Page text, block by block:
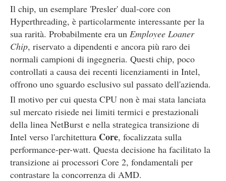
Il chip, un esemplare 'Presler' dual-core con
Hyperthreading, è particolarmente interessante per la
sua rarità. Probabilmente era un Employee Loaner
Chip, riservato a dipendenti e ancora più raro dei
normali campioni di ingegneria. Questi chip, poco
controllati a causa dei recenti licenziamenti in Intel,
offrono uno sguardo esclusivo sul passato dell'azienda.
Il motivo per cui questa CPU non è mai stata lanciata
sul mercato risiede nei limiti termici e prestazionali
della linea NetBurst e nella strategica transizione di
Intel verso l'architettura Core, focalizzata sulla
performance-per-watt. Questa decisione ha facilitato la
transizione ai processori Core 2, fondamentali per
contrastare la concorrenza di AMD.